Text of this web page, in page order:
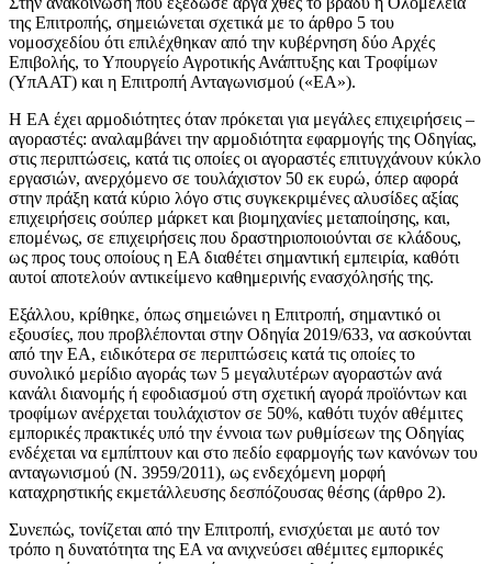
της Επιτροπής, σημειώνεται σχετικά με το άρθρο 5 του
νομοσχεδίου ότι επιλέχθηκαν από την κυβέρνηση δύο Αρχές
Επιβολής, το Υπουργείο Αγροτικής Ανάπτυξης και Τροφίμων
(ΥπΑΑΤ) και η Επιτροπή Ανταγωνισμού («ΕΑ»).
Η ΕΑ έχει αρμοδιότητες όταν πρόκεται για μεγάλες επιχειρήσεις –
αγοραστές: αναλαμβάνει την αρμοδιότητα εφαρμογής της Οδηγίας,
στις περιπτώσεις, κατά τις οποίες οι αγοραστές επιτυγχάνουν κύκλο
εργασιών, ανερχόμενο σε τουλάχιστον 50 εκ ευρώ, όπερ αφορά
στην πράξη κατά κύριο λόγο στις συγκεκριμένες αλυσίδες αξίας
επιχειρήσεις σούπερ μάρκετ και βιομηχανίες μεταποίησης, και,
επομένως, σε επιχειρήσεις που δραστηριοποιούνται σε κλάδους,
ως προς τους οποίους η ΕΑ διαθέτει σημαντική εμπειρία, καθότι
αυτοί αποτελούν αντικείμενο καθημερινής ενασχόλησής της.
Εξάλλου, κρίθηκε, όπως σημειώνει η Επιτροπή, σημαντικό οι
εξουσίες, που προβλέπονται στην Οδηγία 2019/633, να ασκούνται
από την ΕΑ, ειδικότερα σε περιπτώσεις κατά τις οποίες το
συνολικό μερίδιο αγοράς των 5 μεγαλυτέρων αγοραστών ανά
κανάλι διανομής ή εφοδιασμού στη σχετική αγορά προϊόντων και
τροφίμων ανέρχεται τουλάχιστον σε 50%, καθότι τυχόν αθέμιτες
εμπορικές πρακτικές υπό την έννοια των ρυθμίσεων της Οδηγίας
ενδέχεται να εμπίπτουν και στο πεδίο εφαρμογής των κανόνων του
ανταγωνισμού (Ν. 3959/2011), ως ενδεχόμενη μορφή
καταχρηστικής εκμετάλλευσης δεσπόζουσας θέσης (άρθρο 2).
Συνεπώς, τονίζεται από την Επιτροπή, ενισχύεται με αυτό τον
τρόπο η δυνατότητα της ΕΑ να ανιχνεύσει αθέμιτες εμπορικές